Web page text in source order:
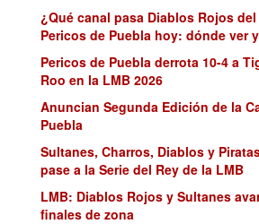
¿Qué canal pasa Diablos Rojos
Pericos de Puebla hoy: dónde ver
Pericos de Puebla derrota 10-4 a
Roo en la LMB 2026
Anuncian Segunda Edición de la
Puebla
Sultanes, Charros, Diablos y
pase a la Serie del Rey de la LMB
LMB: Diablos Rojos y Sultanes
finales de zona